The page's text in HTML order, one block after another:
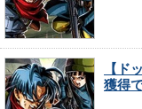
【ド
獲得